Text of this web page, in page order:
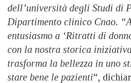
dell’università degli Studi di
Dipartimento clinico Cnao.
entusiasmo a ‘Ritratti di
con la nostra storica
trasforma la bellezza in uno
stare bene le pazienti“,